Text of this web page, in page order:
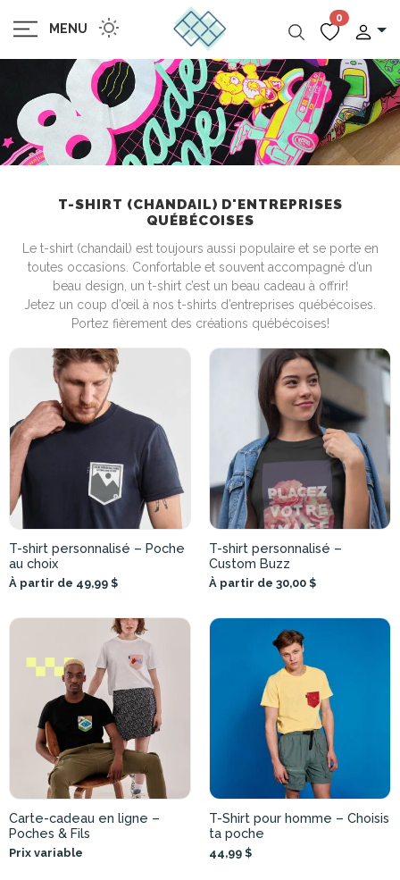
MENU
0
T-SHIRT (CHANDAIL) D'ENTREPRISES
QUÉBÉCOISES
Le t-shirt (chandail) est toujours aussi populaire et se porte en
toutes occasions. Confortable et souvent accompagné d’un
beau design, un t-shirt c’est un beau cadeau à offrir!
Jetez un coup d’œil à nos t-shirts d’entreprises québécoises.
Portez fièrement des créations québécoises!
T-shirt personnalisé – Poche
au choix
À partir de 49,99 $
T-shirt personnalisé –
Custom Buzz
À partir de 30,00 $
Carte-cadeau en ligne –
Poches & Fils
Prix variable
T-Shirt pour homme – Choisis
ta poche
44,99 $